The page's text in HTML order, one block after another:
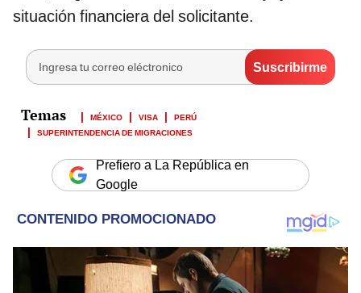
situación financiera del solicitante.
MÉXICO VISA
PERÚ
SUPERINTENDENCIA DE MIGRACIONES
Prefiero a La República en
Google